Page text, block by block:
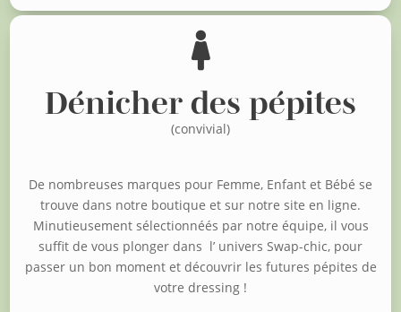

Dénicher des pépites
(convivial)
De nombreuses marques pour Femme, Enfant et Bébé se
trouve dans notre boutique et sur notre site en ligne.
Minutieusement sélectionnéés par notre équipe, il vous
suffit de vous plonger dans l’ univers Swap-chic, pour
passer un bon moment et découvrir les futures pépites de
votre dressing !